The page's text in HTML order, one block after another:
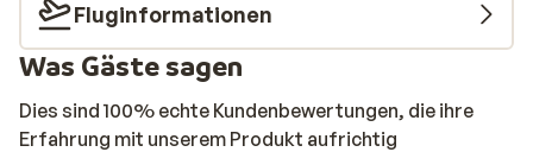
Fluginformationen
Was Gäste sagen
Dies sind 100% echte Kundenbewertungen, die ihre
Erfahrung mit unserem Produkt aufrichtig